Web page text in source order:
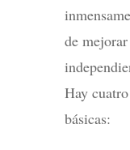
de
Hay
básicas: